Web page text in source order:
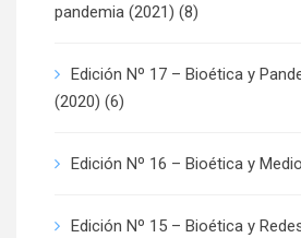
pandemia (2021) (8)
Edición Nº 17 – Bioética y
(2020) (6)
Edición Nº 16 – Bioética y
Edición Nº 15 – Bioética y